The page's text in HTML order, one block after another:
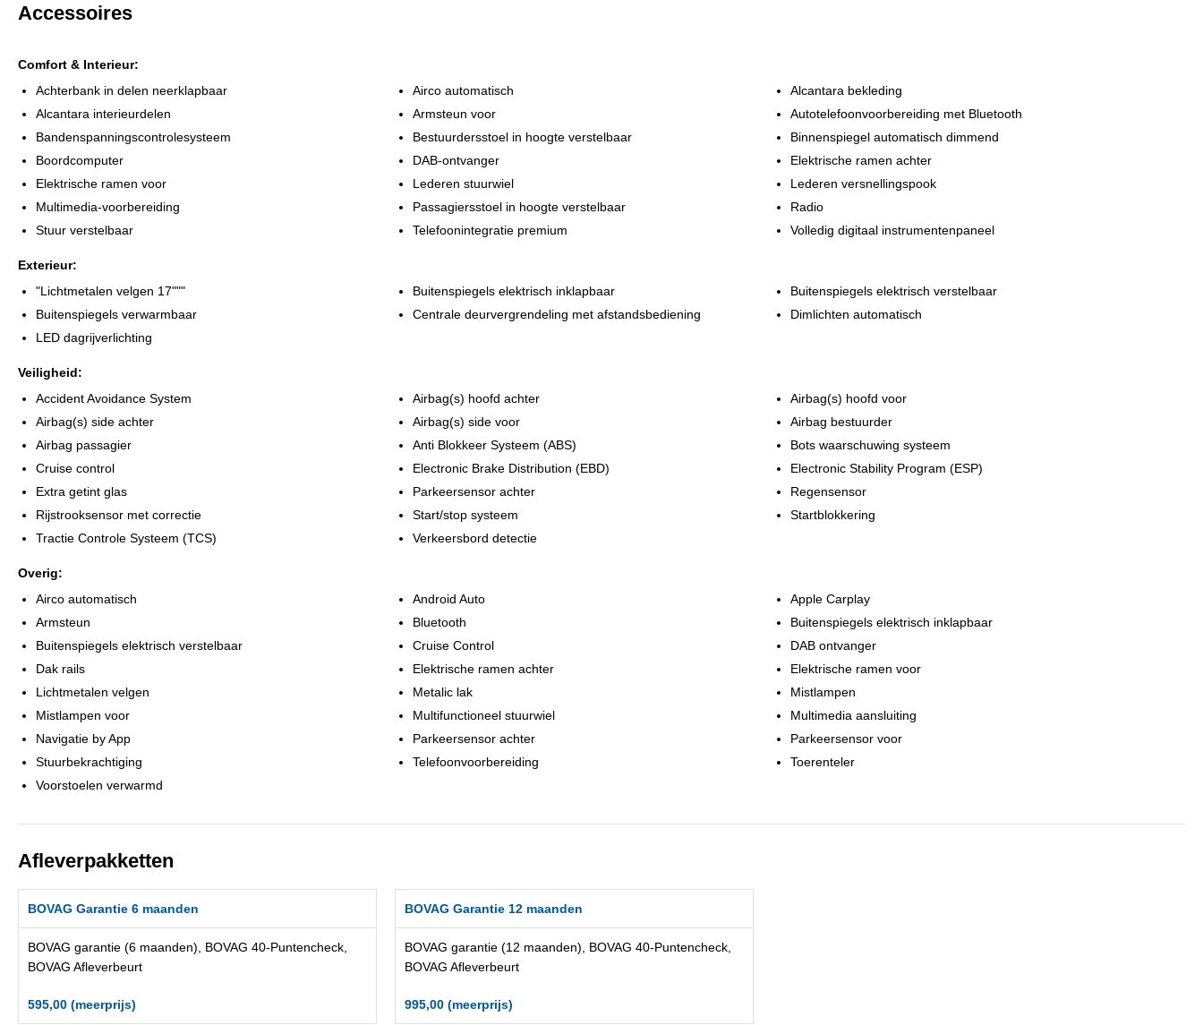
* Complete reinigingsbeurt (interieur en exterieur)
* Afleveringsbeurt
Om teleurstelling te voorkomen adviseren wij u om van te voren te informeren naar de beschikbaarheid.
Alle moeite is genomen om de informatie op deze internetsite zo accuraat en actueel mogelijk weer te geven. Fouten zijn echter nooit uit te sluiten. Vertrouw daarom niet alleen op deze informatie,
Accessoires
Comfort & Interieur:
Achterbank in delen neerklapbaar
Airco automatisch
Alcantara bekleding
Alcantara interieurdelen
Armsteun voor
Autotelefoonvoorbereiding met Bluetooth
Bandenspanningscontrolesysteem
Bestuurdersstoel in hoogte verstelbaar
Binnenspiegel automatisch dimmend
Boordcomputer
DAB-ontvanger
Elektrische ramen achter
Elektrische ramen voor
Lederen stuurwiel
Lederen versnellingspook
Multimedia-voorbereiding
Passagiersstoel in hoogte verstelbaar
Radio
Stuur verstelbaar
Telefoonintegratie premium Volledig digitaal instrumentenpaneel
Exterieur:
"Lichtmetalen velgen 17"""
Buitenspiegels elektrisch inklapbaar
Buitenspiegels elektrisch verstelbaar
Buitenspiegels verwarmbaar
Centrale deurvergrendeling met afstandsbediening
Dimlichten automatisch
LED dagrijverlichting
Veiligheid:
Accident Avoidance System
Airbag(s) hoofd achter
Airbag(s) hoofd voor
Airbag(s) side achter
Airbag(s) side voor
Airbag bestuurder
Airbag passagier
Anti Blokkeer Systeem (ABS)
Bots waarschuwing systeem
Cruise control
Electronic Brake Distribution (EBD)
Electronic Stability Program (ESP)
Extra getint glas
Parkeersensor achter
Regensensor
Rijstrooksensor met correctie
Start/stop systeem
Startblokkering
Tractie Controle Systeem (TCS)
Verkeersbord detectie
Overig:
Airco automatisch
Android Auto
Apple Carplay
Armsteun
Bluetooth
Buitenspiegels elektrisch inklapbaar
Buitenspiegels elektrisch verstelbaar
Cruise Control
DAB ontvanger
Dak rails
Elektrische ramen achter
Elektrische ramen voor
Lichtmetalen velgen
Metalic lak
Mistlampen
Mistlampen voor
Multifunctioneel stuurwiel
Multimedia aansluiting
Navigatie by App
Parkeersensor achter
Parkeersensor voor
Stuurbekrachtiging
Telefoonvoorbereiding
Toerenteler
Voorstoelen verwarmd
Afleverpakketten
BOVAG Garantie 6 maanden
BOVAG garantie (6 maanden), BOVAG 40-Puntencheck,
BOVAG Afleverbeurt
595,00 (meerprijs)
BOVAG Garantie 12 maanden
BOVAG garantie (12 maanden), BOVAG 40-Puntencheck,
BOVAG Afleverbeurt
995,00 (meerprijs)